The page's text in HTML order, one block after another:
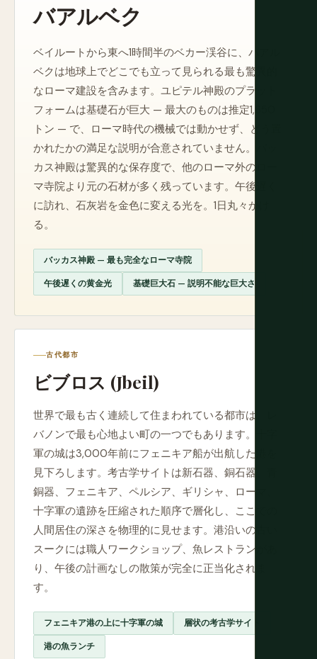
バアルベク
ベイルートから東へ1時間半のベカー渓谷に、バアル
ベクは地球上でどこでも立って見られる最も驚異的
なローマ建設を含みます。ユピテル神殿のプラット
フォームは基礎石が巨大 — 最大のものは推定1,650
トン — で、ローマ時代の機械では動かせず、どう置
かれたかの満足な説明が合意されていません。バッ
カス神殿は驚異的な保存度で、他のローマ外のロー
マ寺院より元の石材が多く残っています。午後遅く
に訪れ、石灰岩を金色に変える光を。1日丸々かけ
る。
バッカス神殿 — 最も完全なローマ寺院
午後遅くの黄金光 基礎巨大石 — 説明不能な巨大さ
古代都市
ビブロス (Jbeil)
世界で最も古く連続して住まわれている都市は、レ
バノンで最も心地よい町の一つでもあります。十字
軍の城は3,000年前にフェニキア船が出航した港を
見下ろします。考古学サイトは新石器、銅石器、青
銅器、フェニキア、ペルシア、ギリシャ、ローマ、
十字軍の遺跡を圧縮された順序で層化し、ここでの
人間居住の深さを物理的に見せます。港沿いの古い
スークには職人ワークショップ、魚レストランがあ
り、午後の計画なしの散策が完全に正当化されま
す。
フェニキア港の上に十字軍の城 層状の考古学サイト
港の魚ランチ